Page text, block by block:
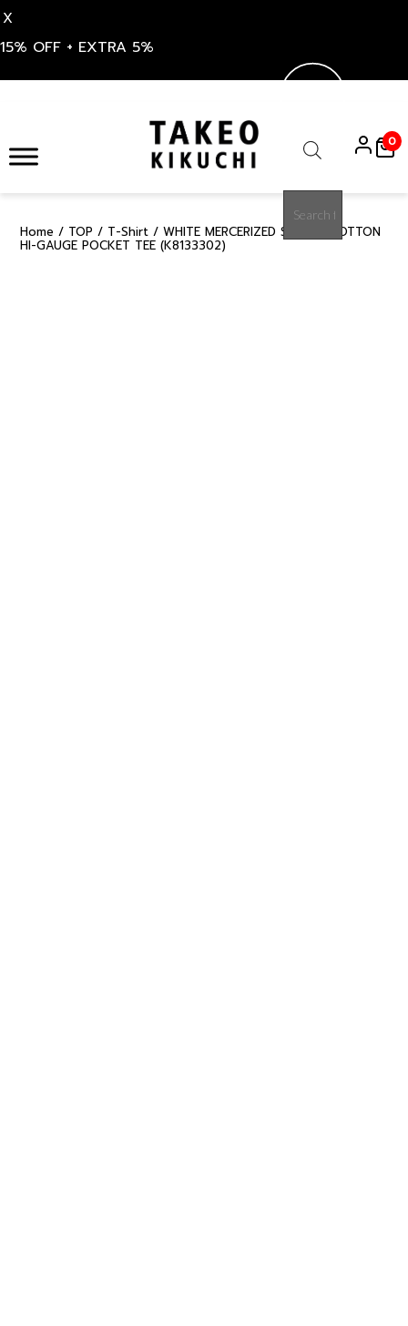
X
15% OFF + EXTRA 5%
content
search
0
Home / TOP / T-Shirt / WHITE MERCERIZED SUPIMA COTTON
HI-GAUGE POCKET TEE (K8133302)
15%